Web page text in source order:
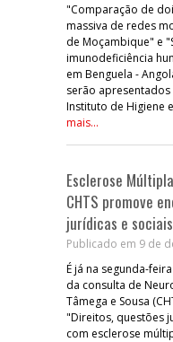
"Comparação de
massiva de redes
de Moçambique" e
imunodeficiência
em Benguela -
serão apresentados
Instituto de Higiene
mais...
Esclerose
CHTS promove
jurídicas e
Publicado em 9 de
É já na segunda-
da consulta de
Tâmega e Sousa
"Direitos, questões
com esclerose